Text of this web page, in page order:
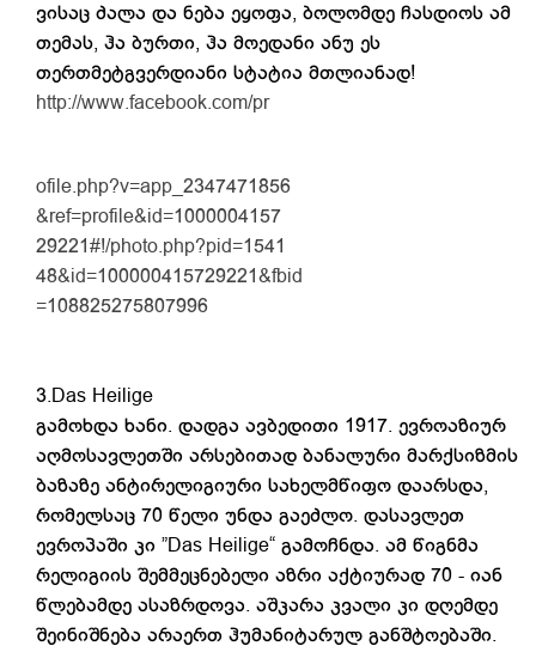
ვისაც ძალა და ნება ეყოფა, ბოლომდე ჩასდიოს ამ
თემას, ჰა ბურთი, ჰა მოედანი ანუ ეს
თერთმეტგვერდიანი სტატია მთლიანად!
http://www.facebook.com/pr
ofile.php?v=app_2347471856
&ref=profile&id=1000004157
29221#!/photo.php?pid=1541
48&id=100000415729221&fbid
=108825275807996
3.Das Heilige
გამოხდა ხანი. დადგა ავბედითი 1917. ევროაზიურ
აღმოსავლეთში არსებითად ბანალური მარქსიზმის
ბაზაზე ანტირელიგიური სახელმწიფო დაარსდა,
რომელსაც 70 წელი უნდა გაეძლო. დასავლეთ
ევროპაში კი ”Das Heilige“ გამოჩნდა. ამ წიგნმა
რელიგიის შემმეცნებელი აზრი აქტიურად 70 - იან
წლებამდე ასაზრდოვა. აშკარა კვალი კი დღემდე
შეინიშნება არაერთ ჰუმანიტარულ განშტოებაში.